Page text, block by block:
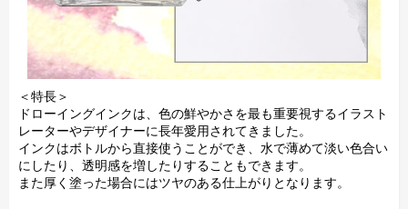
＜特長＞
ドローイングインクは、色の鮮やかさを最も重要視するイラスト
レーターやデザイナーに長年愛用されてきました。
インクはボトルから直接使うことができ、水で薄めて淡い色合い
にしたり、透明感を増したりすることもできます。
また厚く塗った場合にはツヤのある仕上がりとなります。